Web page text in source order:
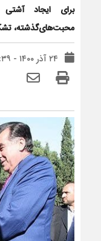
محبت‌هاى‌گذشته،
۲۴ آذر ۱۴۰۰ - ۹:۳۹